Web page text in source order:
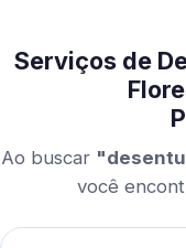
Serviços de
Ao buscar
você